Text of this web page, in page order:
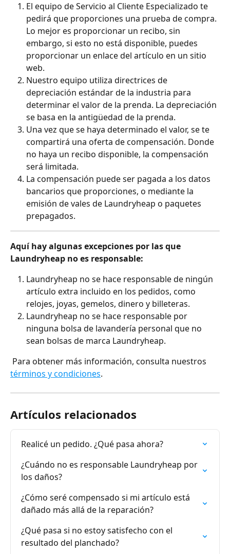
El equipo de Servicio al Cliente Especializado te
pedirá que proporciones una prueba de compra.
Lo mejor es proporcionar un recibo, sin
embargo, si esto no está disponible, puedes
proporcionar un enlace del artículo en un sitio
web.
Nuestro equipo utiliza directrices de
depreciación estándar de la industria para
determinar el valor de la prenda. La depreciación
se basa en la antigüedad de la prenda.
Una vez que se haya determinado el valor, se te
compartirá una oferta de compensación. Donde
no haya un recibo disponible, la compensación
será limitada.
La compensación puede ser pagada a los datos
bancarios que proporciones, o mediante la
emisión de vales de Laundryheap o paquetes
prepagados.
Aquí hay algunas excepciones por las que
Laundryheap no es responsable:
Laundryheap no se hace responsable de ningún
artículo extra incluido en los pedidos, como
relojes, joyas, gemelos, dinero y billeteras.
Laundryheap no se hace responsable por
ninguna bolsa de lavandería personal que no
sean bolsas de marca Laundryheap.
Para obtener más información, consulta nuestros
términos y condiciones.
Artículos relacionados
Realicé un pedido. ¿Qué pasa ahora?
¿Cuándo no es responsable Laundryheap por
los daños?
¿Cómo seré compensado si mi artículo está
dañado más allá de la reparación?
¿Qué pasa si no estoy satisfecho con el
resultado del planchado?